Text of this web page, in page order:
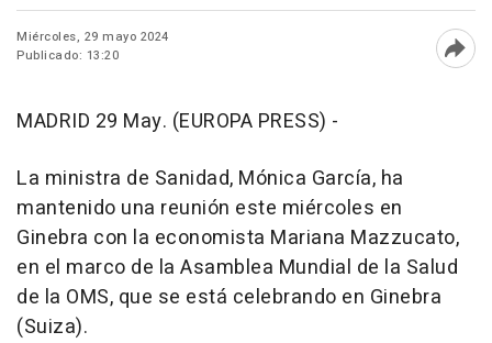
Miércoles, 29 mayo 2024
Publicado: 13:20
MADRID 29 May. (EUROPA PRESS) -
La ministra de Sanidad, Mónica García, ha
mantenido una reunión este miércoles en
Ginebra con la economista Mariana Mazzucato,
en el marco de la Asamblea Mundial de la Salud
de la OMS, que se está celebrando en Ginebra
(Suiza).